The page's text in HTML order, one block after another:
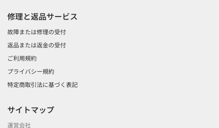
修理と返品サービス
故障または修理の受付
返品または返金の受付
ご利用規約
プライバシー規約
特定商取引法に基づく表記
サイトマップ
運営会社